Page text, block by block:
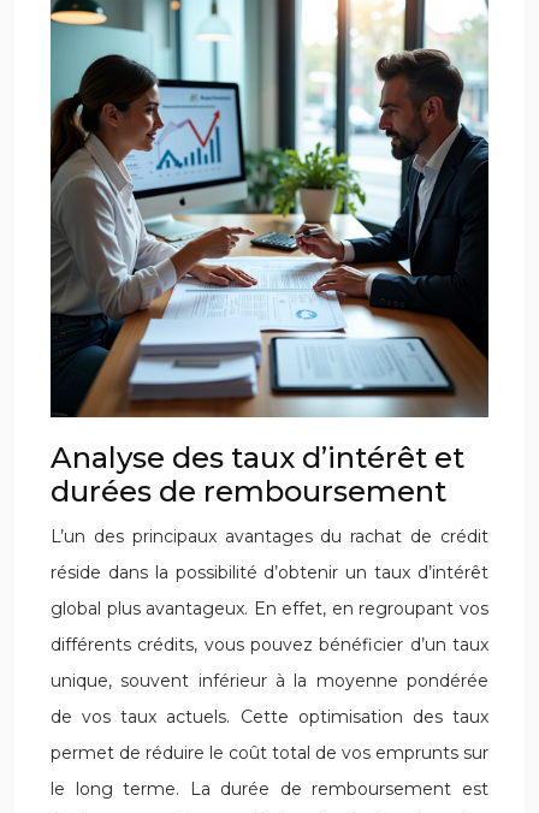
Analyse des taux d’intérêt et
durées de remboursement
L’un des principaux avantages du rachat de crédit
réside dans la possibilité d’obtenir un taux d’intérêt
global plus avantageux. En effet, en regroupant vos
différents crédits, vous pouvez bénéficier d’un taux
unique, souvent inférieur à la moyenne pondérée
de vos taux actuels. Cette optimisation des taux
permet de réduire le coût total de vos emprunts sur
le long terme. La durée de remboursement est